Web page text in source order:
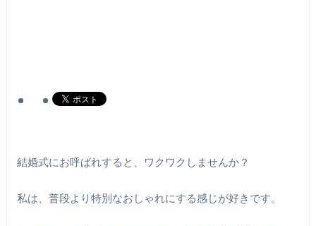
結婚式にお呼ばれすると、ワクワクしませんか？
私は、普段より特別なおしゃれにする感じが好きです。